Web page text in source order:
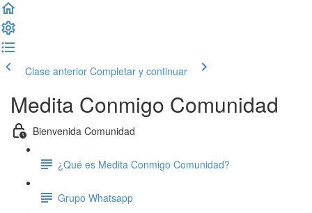
Clase anterior Completar y continuar
Medita Conmigo Comunidad
Bienvenida Comunidad
¿Qué es Medita Conmigo Comunidad?
Grupo Whatsapp